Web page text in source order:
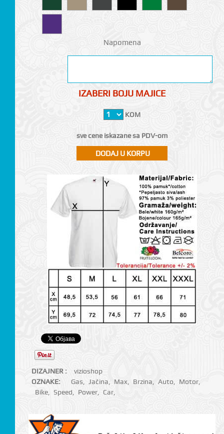
Napomena
IZABERI BOJU MAJICE
KOM
sve cene iskazane sa PDV-om
DIZAJNER :
vizioshop
OZNAKE:
Gas Jačina Max Brzina Auto Motor,
Bike, Speed Power, Car,